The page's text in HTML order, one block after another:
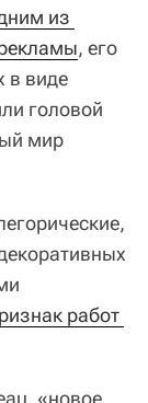
из
, его
в виде
головой
мир
работ
«новое